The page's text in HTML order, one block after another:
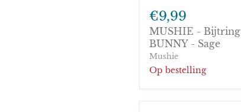
-
Bijtring
BUNNY
-
Sage
€9,99
MUSHIE - Bijtring
BUNNY - Sage
Mushie
Op bestelling